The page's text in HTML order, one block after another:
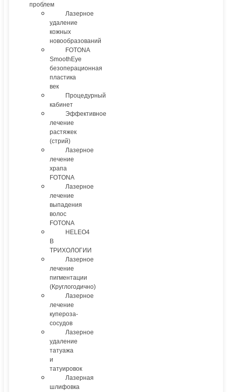
проблем
Лазерное
удаление
кожных
новообразований
FOTONA
SmoothEye
безоперационная
пластика
век
Процедурный
кабинет
Эффективное
лечение
растяжек
(стрий)
Лазерное
лечение
храпа
FOTONA
Лазерное
лечение
выпадения
волос
FOTONA
HELEO4
В
ТРИХОЛОГИИ
Лазерное
лечение
пигментации
(Круглогодично)
Лазерное
лечение
купероза-
сосудов
Лазерное
удаление
татуажа
и
татуировок
Лазерная
шлифовка